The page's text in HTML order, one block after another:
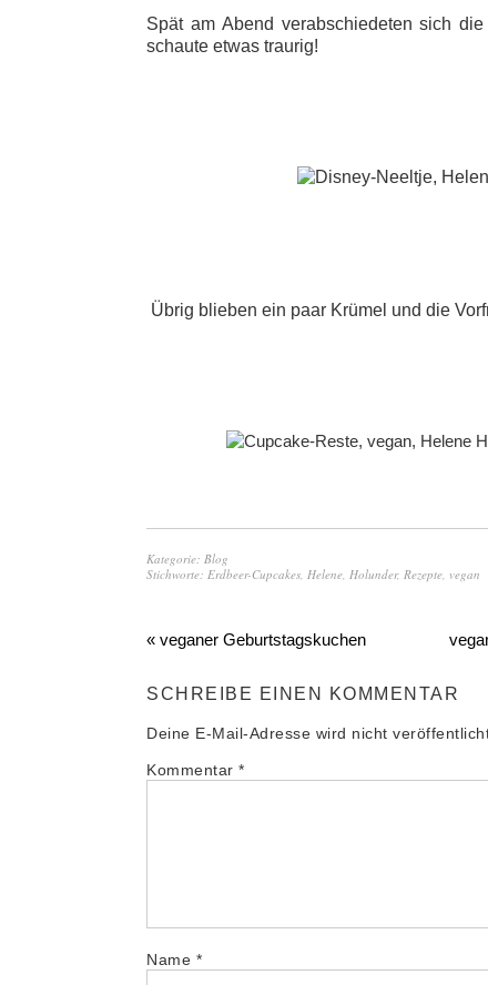
Spät am Abend verabschiedeten sich
schaute etwas traurig!
Übrig blieben ein paar Krümel und die
Kategorie: Blog
Stichworte: Erdbeer-Cupcakes, Helene, Holunder, Rezepte, vegan
« veganer Geburtstagskuchen
SCHREIBE EINEN KOMMENTAR
Deine E-Mail-Adresse wird nicht
Kommentar *
Name *